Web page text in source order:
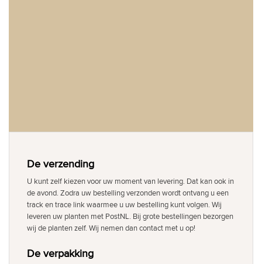
De verzending
U kunt zelf kiezen voor uw moment van levering. Dat kan ook in
de avond. Zodra uw bestelling verzonden wordt ontvang u een
track en trace link waarmee u uw bestelling kunt volgen. Wij
leveren uw planten met PostNL. Bij grote bestellingen bezorgen
wij de planten zelf. Wij nemen dan contact met u op!
De verpakking